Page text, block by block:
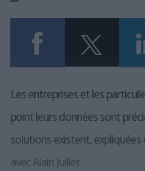
Les entreprises et les
point leurs données sont
solutions existent,
avec Alain Juillet.